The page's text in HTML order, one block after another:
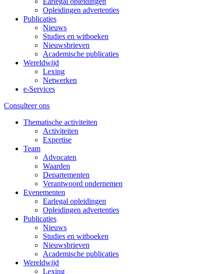
Opleidingen advertenties
Publicaties
Nieuws
Studies en witboeken
Nieuwsbrieven
Academische publicaties
Wereldwijd
Lexing
Netwerken
e-Services
Consulteer ons
Thematische activiteiten
Activiteiten
Expertise
Team
Advocaten
Waarden
Departementen
Verantwoord ondernemen
Evenementen
Earlegal opleidingen
Opleidingen advertenties
Publicaties
Nieuws
Studies en witboeken
Nieuwsbrieven
Academische publicaties
Wereldwijd
Lexing